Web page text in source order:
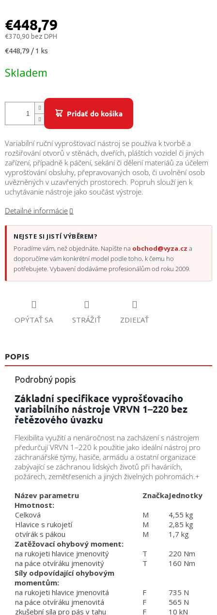
Prihlásenie
€448,79
€370,90 bez DPH
Jednotková
€448,79 / 1 ks
Skladem
Pridať do košíka
Variabilní ruční vyprošťovací nástroj se používa k tvorbě a
rozšiřování otvorů v stěnách, dveřích, pláštích vozidel či jiných
zařízení, případně k páčení, sekání či dělení materiáů za účelem
vyprošťování obsluhy, přepravovaných osob, či uvolnění osob
uvězněných v uzavřených prostorech. Popruh slouží jen k
uchytávanie nástroje jako součást výstroje.
Detailné informácie
NEJSTE SI JISTÍ VÝBĚREM?
Poradíme vám, než objednáte. Napište na obchod@vyza.cz a
doporučíme vám konkrétní model podle toho, k čemu ho
potřebujete. Vybavení dodáváme profesionálům od roku 2009.
OPÝTAŤ SA STRÁŽIŤ ZDIEĽAŤ
POPIS
Podrobný popis
Základní specifikace vyprošťovacího
variabilního nástroje VRVN 1–220 bez
řetězového úvazku
Flexibilita využití a nenáročnost na zacházení s nástrojem
předurčují VRVN 1–220 k použitie jako ideální nástroj pro
záchranářské týmy, hasiče, armádu a ostatní organizace
zabývající se záchranou lidských životů při haváriích,
požárech, zemětřeseních a jiných živelných pohromách.+
Název parametru
ZnačkaJednotky
Hmotnost:
Celková
M
4,55 kg
Hlavice s rukojetí
M
2,85 kg
otvírák s pákou
M
1,7 kg
Zatěžovací ohybový moment:
na rukojeti hlavice jmenovitý
T
220 Nm
na páce otvíráku jmenovitý
T
160 Nm
Síly odpovídající ohybovým
momentům:
na rukojeti hlavice jmenovitá
F
735 N
na páce otvíráku jmenovitá
F
565 N
zkušební síla pro pás v tahu
F
10 kN